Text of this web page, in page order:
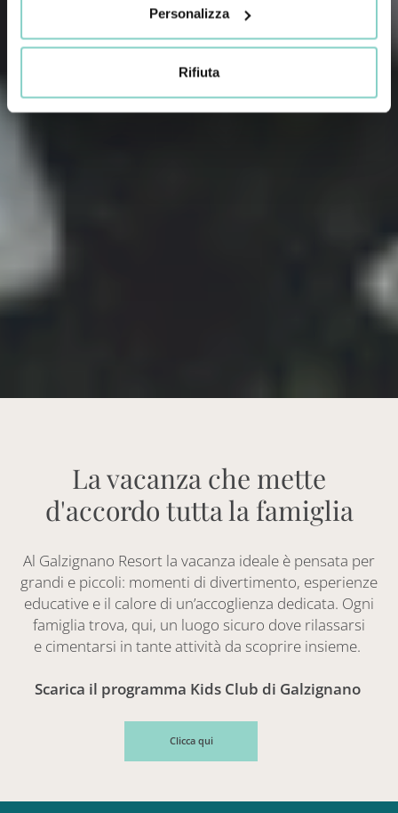
Personalizza
Rifiuta
La vacanza che mette
d'accordo tutta la famiglia
Al Galzignano Resort la vacanza ideale è pensata per
grandi e piccoli: momenti di divertimento, esperienze
educative e il calore di un’accoglienza dedicata. Ogni
famiglia trova, qui, un luogo sicuro dove rilassarsi
e cimentarsi in tante attività da scoprire insieme.
Scarica il programma Kids Club di Galzignano
Clicca qui